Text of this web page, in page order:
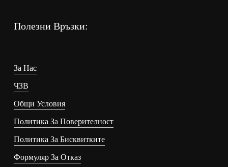
Полезни Връзки:
За Нас
ЧЗВ
Общи Условия
Политика За Поверителност
Политика За Бисквитките
Формуляр За Отказ